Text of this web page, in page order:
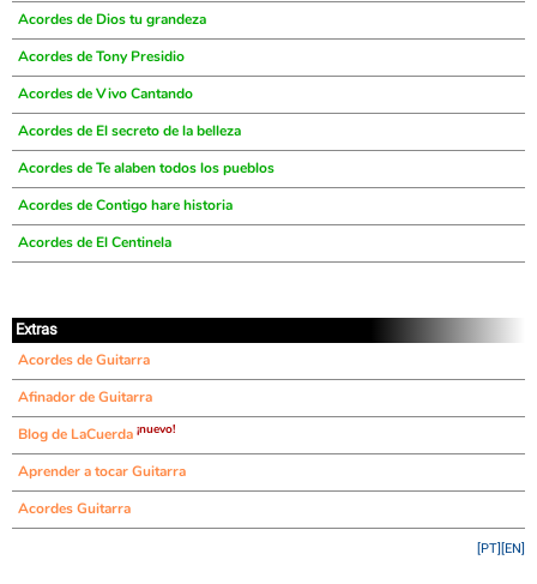
Acordes de Dios tu grandeza
Acordes de Tony Presidio
Acordes de Vivo Cantando
Acordes de El secreto de la belleza
Acordes de Te alaben todos los pueblos
Acordes de Contigo hare historia
Acordes de El Centinela
Extras
Acordes de Guitarra
Afinador de Guitarra
Blog de LaCuerda ¡nuevo!
Aprender a tocar Guitarra
Acordes Guitarra
[EN]
[PT]